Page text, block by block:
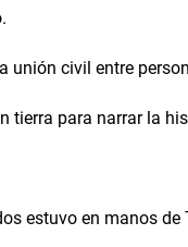
unión civil entre
tierra para narrar la
estuvo en manos de